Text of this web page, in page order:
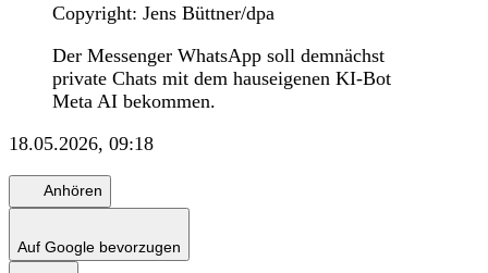
Copyright: Jens Büttner/dpa
Der Messenger WhatsApp soll demnächst
private Chats mit dem hauseigenen KI-Bot
Meta AI bekommen.
18.05.2026, 09:18
Anhören
Auf Google bevorzugen